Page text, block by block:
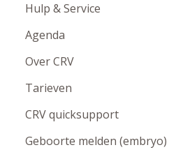
Hulp & Service
Agenda
Over CRV
Tarieven
CRV quicksupport
Geboorte melden (embryo)